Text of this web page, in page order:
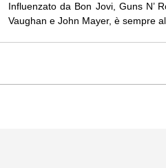
Influenzato da Bon Jovi, Guns N’
Vaughan e John Mayer, è sempre